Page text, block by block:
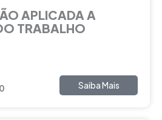
APLICADA A
TRABALHO
Saiba Mais